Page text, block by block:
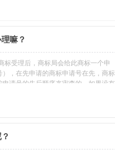
嘛？
标受理后，商标局会给此商标一个申
，在先申请的商标申请号在先，商标
请号的先后顺序来审查的，如果没有
，被异议等），不会延迟也不会提